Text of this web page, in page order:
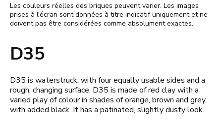
Les couleurs réelles des briques peuvent varier. Les images
prises à l'écran sont données à titre indicatif uniquement et ne
doivent pas être considérées comme absolument exactes.
D35
D35 is waterstruck, with four equally usable sides and a
rough, changing surface. D35 is made of red clay with a
varied play of colour in shades of orange, brown and grey,
with added black. It has a patinated, slightly dusty look.